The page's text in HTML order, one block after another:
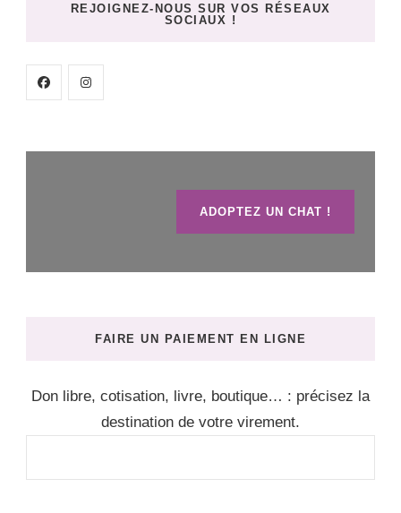
REJOIGNEZ-NOUS SUR VOS RÉSEAUX
SOCIAUX !
ADOPTEZ UN CHAT !
FAIRE UN PAIEMENT EN LIGNE
Don libre, cotisation, livre, boutique… : précisez la
destination de votre virement.